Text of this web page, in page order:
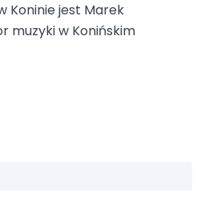
Koninie jest Marek
muzyki w Konińskim